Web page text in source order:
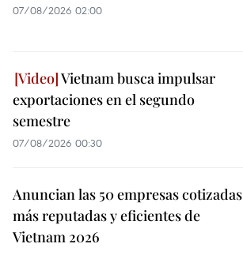
07/08/2026 02:00
Vietnam busca impulsar
exportaciones en el segundo
semestre
07/08/2026 00:30
Anuncian las 50 empresas cotizadas
más reputadas y eficientes de
Vietnam 2026